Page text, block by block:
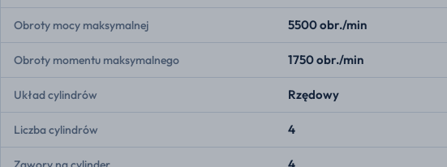
Obroty mocy maksymalnej 5500 obr./min
Obroty momentu maksymalnego 1750 obr./min
Układ cylindrów Rzędowy
Liczba cylindrów 4